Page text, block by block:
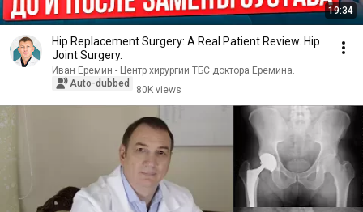
19:34
Hip Replacement Surgery: A Real Patient Review. Hip
Joint Surgery.
Иван Еремин - Центр хирургии ТБС доктора Еремина.
Auto-dubbed
80K views